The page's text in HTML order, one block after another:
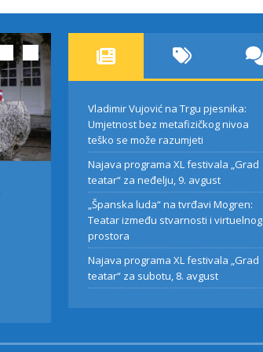
Najava programa XL
festivala „Grad teatar“
za neđelju, 9. avgust
Vladimir Vujović na Trgu pjesnika:
Umjetnost bez metafizičkog nivoa
teško se može razumjeti
Najava programa XL festivala „Grad
teatar“ za neđelju, 9. avgust
„Španska luda“ na tvrđavi Mogren:
Teatar između stvarnosti i virtuelnog
prostora
Najava programa XL festivala „Grad
teatar“ za subotu, 8. avgust